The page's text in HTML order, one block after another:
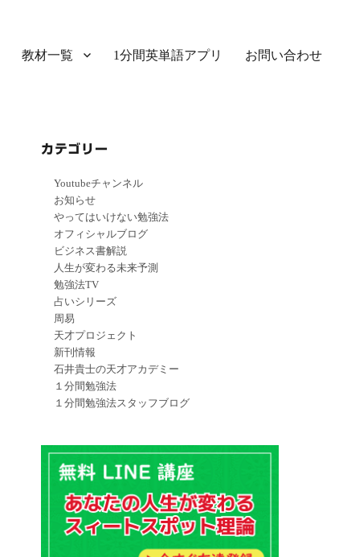
教材一覧 1分間英単語アプリ お問い合わせ
カテゴリー
Youtubeチャンネル
お知らせ
やってはいけない勉強法
オフィシャルブログ
ビジネス書解説
人生が変わる未来予測
勉強法TV
占いシリーズ
周易
天才プロジェクト
新刊情報
石井貴士の天才アカデミー
１分間勉強法
１分間勉強法スタッフブログ